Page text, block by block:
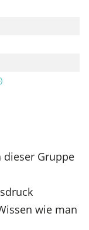
Gruppe
wie man